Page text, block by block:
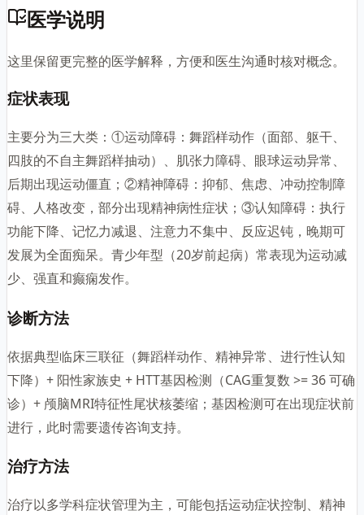
医学说明
这里保留更完整的医学解释，方便和医生沟通时核对概念。
症状表现
主要分为三大类：①运动障碍：舞蹈样动作（面部、躯干、
四肢的不自主舞蹈样抽动）、肌张力障碍、眼球运动异常、
后期出现运动僵直；②精神障碍：抑郁、焦虑、冲动控制障
碍、人格改变，部分出现精神病性症状；③认知障碍：执行
功能下降、记忆力减退、注意力不集中、反应迟钝，晚期可
发展为全面痴呆。青少年型（20岁前起病）常表现为运动减
少、强直和癫痫发作。
诊断方法
依据典型临床三联征（舞蹈样动作、精神异常、进行性认知
下降）+ 阳性家族史 + HTT基因检测（CAG重复数 >= 36 可确
诊）+ 颅脑MRI特征性尾状核萎缩；基因检测可在出现症状前
进行，此时需要遗传咨询支持。
治疗方法
治疗以多学科症状管理为主，可能包括运动症状控制、精神